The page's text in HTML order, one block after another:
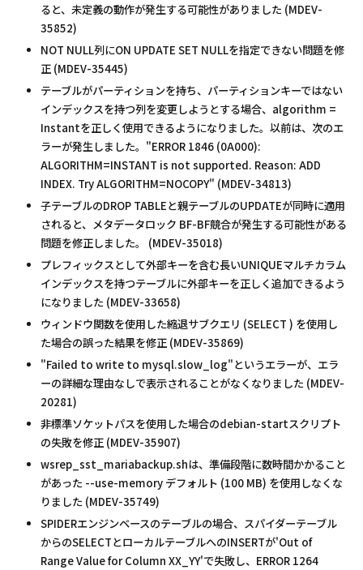
ると、未定義の動作が発生する可能性がありました (MDEV-
35852)
NOT NULL列にON UPDATE SET NULLを指定できない問題を修
正 (MDEV-35445)
テーブルがパーティションを持ち、パーティションキーではない
インデックスを持つ列を変更しようとする場合、algorithm =
Instantを正しく使用できるようになりました。以前は、次のエ
ラーが発生しました。"ERROR 1846 (0A000):
ALGORITHM=INSTANT is not supported. Reason: ADD
INDEX. Try ALGORITHM=NOCOPY" (MDEV-34813)
子テーブルのDROP TABLEと親テーブルのUPDATEが同時に適用
されると、メタデータロック BF-BF競合が発生する可能性がある
問題を修正しました。 (MDEV-35018)
プレフィックスとして外部キーを含む長いUNIQUEマルチカラム
インデックスを持つテーブルに外部キーを正しく追加できるよう
になりました (MDEV-33658)
ウィンドウ関数を使用した縮退サブクエリ (SELECT ) を使用し
た場合の誤った結果を修正 (MDEV-35869)
"Failed to write to mysql.slow_log"というエラーが、エラ
ーの詳細な理由なしで表示されることがなくなりました (MDEV-
20281)
非標準ソケットパスを使用した場合のdebian-startスクリプト
の失敗を修正 (MDEV-35907)
wsrep_sst_mariabackup.shは、準備段階に数時間かかること
があった --use-memory デフォルト (100 MB) を使用しなくな
りました (MDEV-35749)
SPIDERエンジンベースのテーブルの場合、スパイダーテーブル
からのSELECTとローカルテーブルへのINSERTが'Out of
Range Value for Column XX_YY'で失敗し、ERROR 1264